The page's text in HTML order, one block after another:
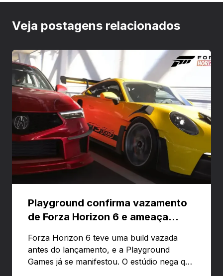
Veja postagens relacionados
Playground confirma vazamento
de Forza Horizon 6 e ameaça
Forza Horizon 6 teve uma build vazada
antes do lançamento, e a Playground
Games já se manifestou. O estúdio nega que